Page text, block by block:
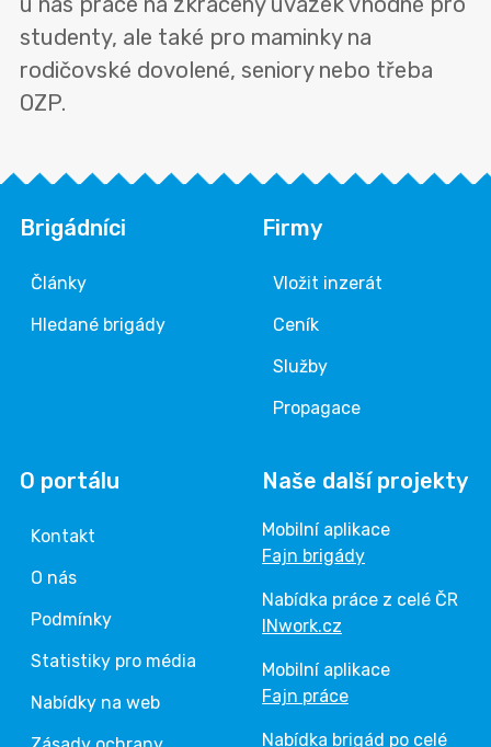
studenty, ale také pro maminky na
rodičovské dovolené, seniory nebo třeba
OZP.
Brigádníci
Články
Hledané brigády
Firmy
Vložit inzerát
Ceník
Služby
Propagace
O portálu
Kontakt
O nás
Podmínky
Statistiky pro média
Nabídky na web
Naše další projekty
Mobilní aplikace
Fajn brigády
Nabídka práce z celé ČR
INwork.cz
Mobilní aplikace
Fajn práce
Nabídka brigád po celé